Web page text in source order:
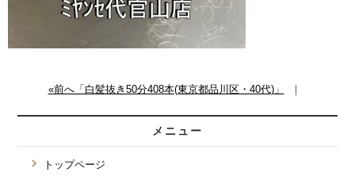
«前へ「白髪抜き50分408本(東京都品川区・40代)」 ｜
メニュー
トップページ